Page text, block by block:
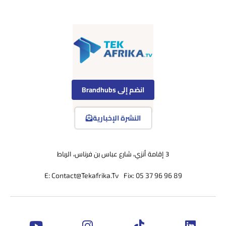
انضم إلى Brandhubs
النشرة الإخبارية
3 إقامة أنزي، شارع عباس بن فرناس، الرباط
Fix: 05 37 96 96 89
E: Contact@Tekafrika.Tv